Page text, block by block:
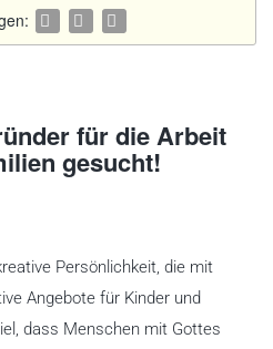
für die Arbeit
gesucht!
Persönlichkeit, die mit
Angebote für Kinder und
dass Menschen mit Gottes